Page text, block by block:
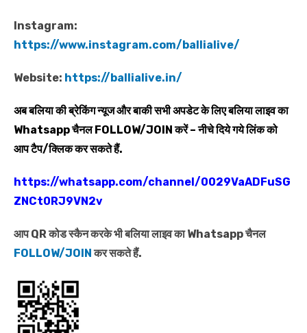
Instagram:
https://www.instagram.com/ballialive/
Website: https://ballialive.in/
अब बलिया की ब्रेकिंग न्यूज और बाकी सभी अपडेट के लिए बलिया लाइव का
WhatsappचैनलFOLLOW/JOINकरें – नीचे दिये गये लिंक को
आप टैप/क्लिक कर सकते हैं.
https://whatsapp.com/channel/0029VaADFuSG
ZNCt0RJ9VN2v
आप QR कोड स्कैन करके भी बलिया लाइव का Whatsapp चैनल
FOLLOW/JOINकर सकते हैं.